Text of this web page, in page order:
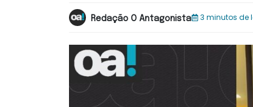
Redação O Antagonista 3 minutos de